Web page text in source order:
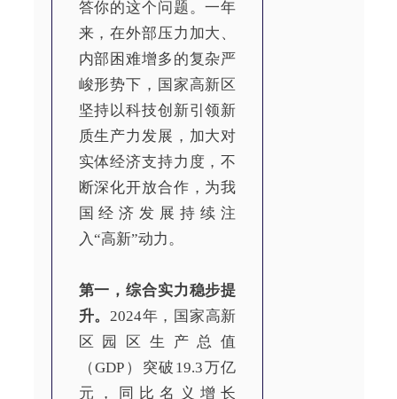
答你的这个问题。一年
来，在外部压力加大、
内部困难增多的复杂严
峻形势下，国家高新区
坚持以科技创新引领新
质生产力发展，加大对
实体经济支持力度，不
断深化开放合作，为我
国经济发展持续注
入“高新”动力。
第一，综合实力稳步提
升。 2024年，国家高新
区园区生产总值
（GDP）突破19.3万亿
元，同比名义增长